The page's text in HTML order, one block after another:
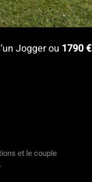
Jogger ou 1790 €
et le couple